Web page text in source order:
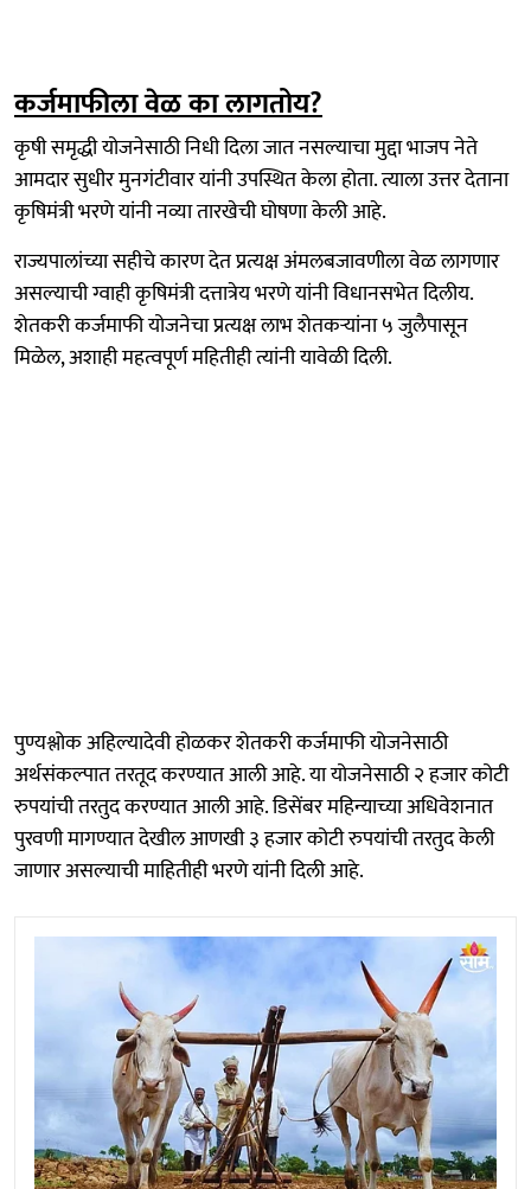
कर्जमाफीला वेळ का लागतोय?
कृषी समृद्धी योजनेसाठी निधी दिला जात नसल्याचा मुद्दा भाजप नेते
आमदार सुधीर मुनगंटीवार यांनी उपस्थित केला होता. त्याला उत्तर देताना
कृषिमंत्री भरणे यांनी नव्या तारखेची घोषणा केली आहे.
राज्यपालांच्या सहीचे कारण देत प्रत्यक्ष अंमलबजावणीला वेळ लागणार
असल्याची ग्वाही कृषिमंत्री दत्तात्रेय भरणे यांनी विधानसभेत दिलीय.
शेतकरी कर्जमाफी योजनेचा प्रत्यक्ष लाभ शेतकऱ्यांना ५ जुलैपासून
मिळेल, अशाही महत्वपूर्ण महितीही त्यांनी यावेळी दिली.
पुण्यश्लोक अहिल्यादेवी होळकर शेतकरी कर्जमाफी योजनेसाठी
अर्थसंकल्पात तरतूद करण्यात आली आहे. या योजनेसाठी २ हजार कोटी
रुपयांची तरतुद करण्यात आली आहे. डिसेंबर महिन्याच्या अधिवेशनात
पुरवणी मागण्यात देखील आणखी ३ हजार कोटी रुपयांची तरतुद केली
जाणार असल्याची माहितीही भरणे यांनी दिली आहे.